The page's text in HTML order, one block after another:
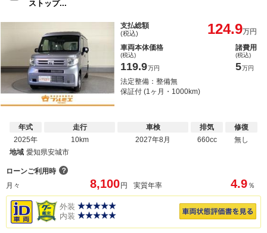
ストップ...
支払総額
(税込) 124.9万円
車両本体価格
(税込)
119.9万円
諸費用
(税込)
5万円
法定整備：整備無
保証付 (1ヶ月・1000km)
年式
2025年
走行
10km
車検
2027年8月
排気
660cc
修復
無し
地域 愛知県安城市
ローンご利用時 ？
月々
8,100円 実質年率 4.9 ％
外装
内装